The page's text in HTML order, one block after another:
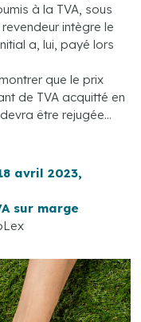
à la TVA, sous
intègre le
a, lui, payé lors
que le prix
de TVA acquitté en
être rejugée…
avril 2023,
sur marge